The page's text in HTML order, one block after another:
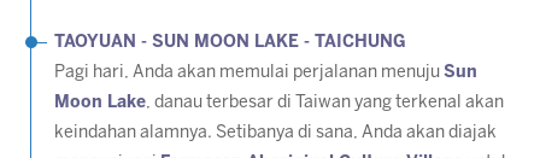
TAOYUAN - SUN MOON LAKE - TAICHUNG
Pagi hari, Anda akan memulai perjalanan menuju Sun
Moon Lake, danau terbesar di Taiwan yang terkenal akan
keindahan alamnya. Setibanya di sana, Anda akan diajak